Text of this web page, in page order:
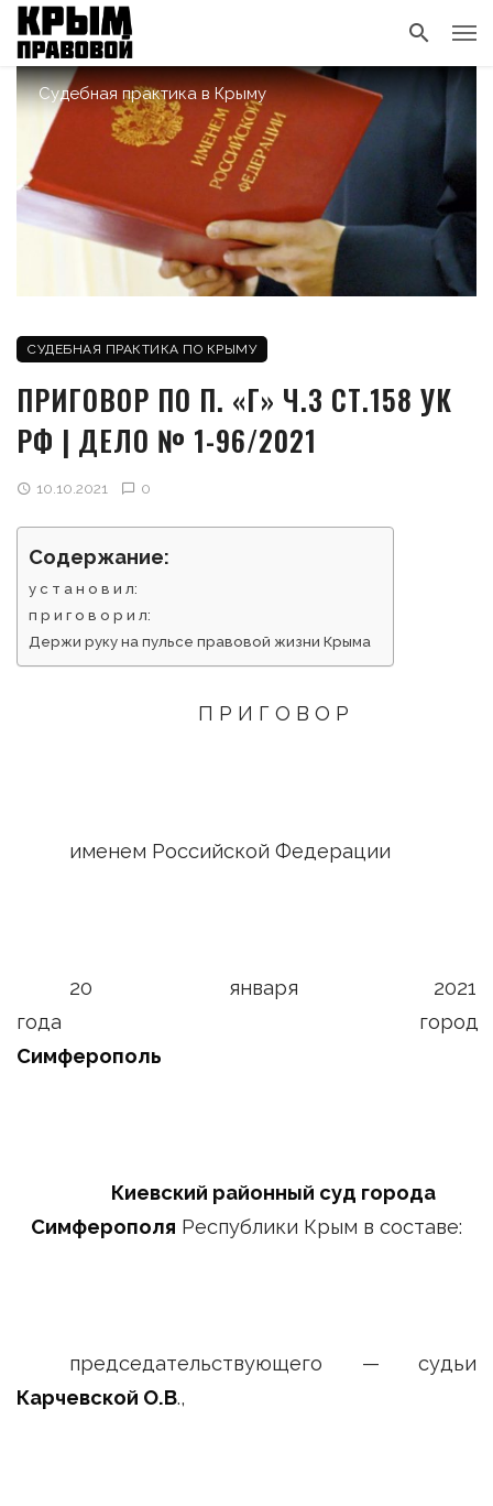
Судебная практика в Крыму
СУДЕБНАЯ ПРАКТИКА ПО КРЫМУ
ПРИГОВОР ПО П. «Г» Ч.3 СТ.158 УК
РФ | ДЕЛО № 1-96/2021
10.10.2021 0
Содержание:
у с т а н о в и л:
п р и г о в о р и л:
Держи руку на пульсе правовой жизни Крыма
П Р И Г О В О Р
именем Российской Федерации
20 января 2021
года город
Симферополь
Киевский районный суд города
Симферополя Республики Крым в составе:
председательствующего — судьи
Карчевской О.В.,